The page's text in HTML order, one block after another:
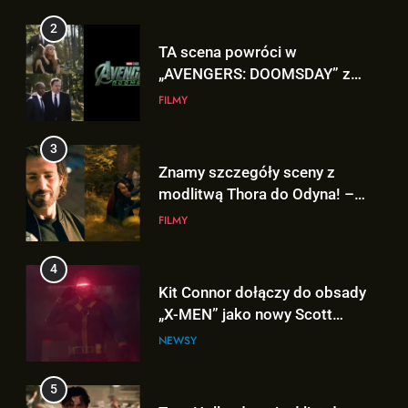
3
Znamy szczegóły sceny z
modlitwą Thora do Odyna! –
„AVENGERS: DOOMSDAY”
FILMY
4
Kit Connor dołączy do obsady
„X-MEN” jako nowy Scott
Summers!
NEWSY
5
Tom Holland napisał list do
ekipy „SPIDER-MAN: BRAND
NEW DAY” i… potwierdził swój
FILMY
6
5